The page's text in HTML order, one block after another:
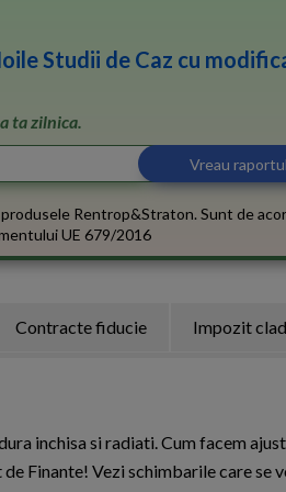
Studii de Caz cu
ta zilnica.
Rentrop&Straton. Sunt de
UE 679/2016
Contracte fiducie Impozit
inchisa si radiati. Cum facem
Finante! Vezi schimbarile care se